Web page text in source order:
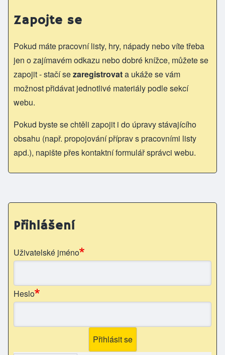
Zapojte se
Pokud máte pracovní listy, hry, nápady nebo víte třeba
jen o zajímavém odkazu nebo dobré knížce, můžete se
zapojit - stačí sezaregistrovata ukáže se vám
možnost přidávat jednotlivé materiály podle sekcí
webu.
Pokud byste se chtěli zapojit i do úpravy stávajícího
obsahu (např. propojování příprav s pracovními listy
apd.), napište přes kontaktní formulář správci webu.
Přihlášení
Uživatelské jméno
Heslo